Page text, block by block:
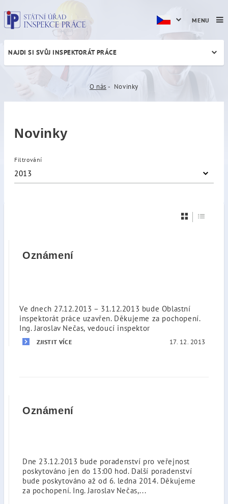
Novinky
NAJDI SI SVŮJ INSPEKTORÁT PRÁCE
O nás Novinky
Novinky
Filtrování
2013
Oznámení
Ve dnech 27.12.2013 – 31.12.2013 bude Oblastní
inspektorát práce uzavřen. Děkujeme za pochopení.
Ing. Jaroslav Nečas, vedoucí inspektor
ZJISTIT VÍCE 17. 12. 2013
Oznámení
Dne 23.12.2013 bude poradenství pro veřejnost
poskytováno jen do 13:00 hod. Další poradenství
bude poskytováno až od 6. ledna 2014. Děkujeme
za pochopení. Ing. Jaroslav Nečas,...
MENU